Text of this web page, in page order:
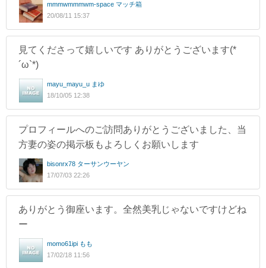
mmmwmmmwm-space マッチ箱
20/08/11 15:37
見てくださって嬉しいです ありがとうございます(*
´ω`*)
mayu_mayu_u まゆ
18/10/05 12:38
プロフィールへのご訪問ありがとうございました、当
方妻の姿の掲示板もよろしくお願いします
bisonrx78 ターサンウーヤン
17/07/03 22:26
ありがとう御座います。全然美乳じゃないですけどね
ー
momo61ipi もも
17/02/18 11:56